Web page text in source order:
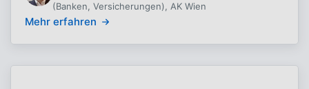
(Banken, Versicherungen), AK Wien
Mehr erfahren